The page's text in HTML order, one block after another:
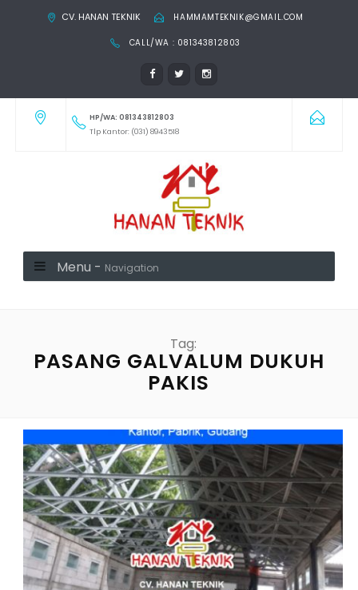
CV. HANAN TEKNIK HAMMAMTEKNIK@GMAIL.COM
CALL/WA : 081343812803
HP/WA: 081343812803
Tlp Kantor: (031) 8943518
Menu - Navigation
Tag:
PASANG GALVALUM DUKUH
PAKIS